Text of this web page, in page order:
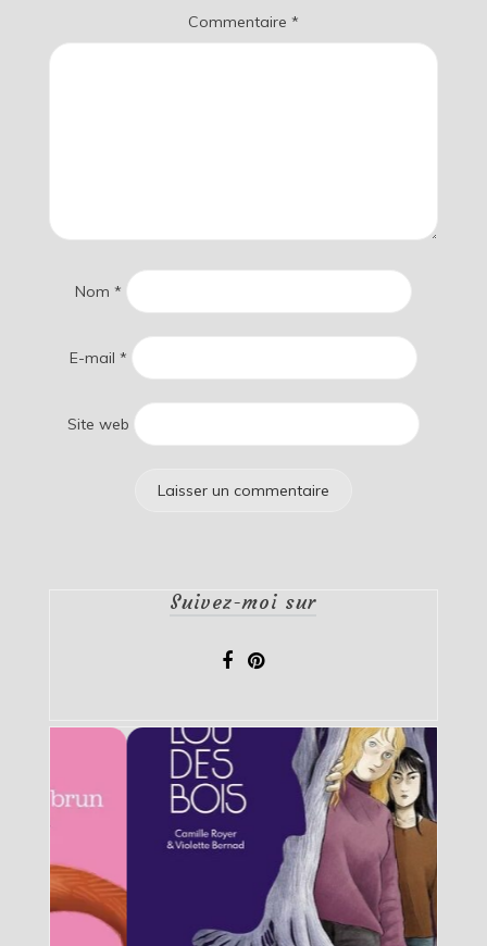
Commentaire *
Nom *
E-mail *
Site web
Suivez-moi sur